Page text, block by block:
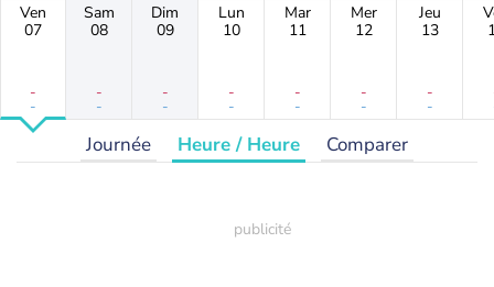
Ven
07
-
-
Sam
08
-
-
Dim
09
-
-
Lun
10
-
-
Mar
11
-
-
Mer
12
-
-
Jeu
13
-
-
Journée Heure / Heure Comparer